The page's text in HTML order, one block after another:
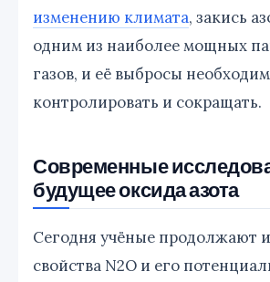
изменению климата, закись
одним из наиболее мощных
газов, и её выбросы
контролировать и сокращать.
Современные
будущее оксида азота
Сегодня учёные продолжают
свойства N2O и его